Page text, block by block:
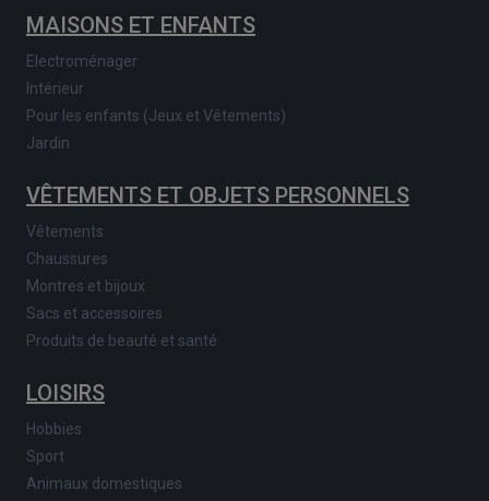
MAISONS ET ENFANTS
Electroménager
Intérieur
Pour les enfants (Jeux et Vêtements)
Jardin
VÊTEMENTS ET OBJETS PERSONNELS
Vêtements
Chaussures
Montres et bijoux
Sacs et accessoires
Produits de beauté et santé
LOISIRS
Hobbies
Sport
Animaux domestiques